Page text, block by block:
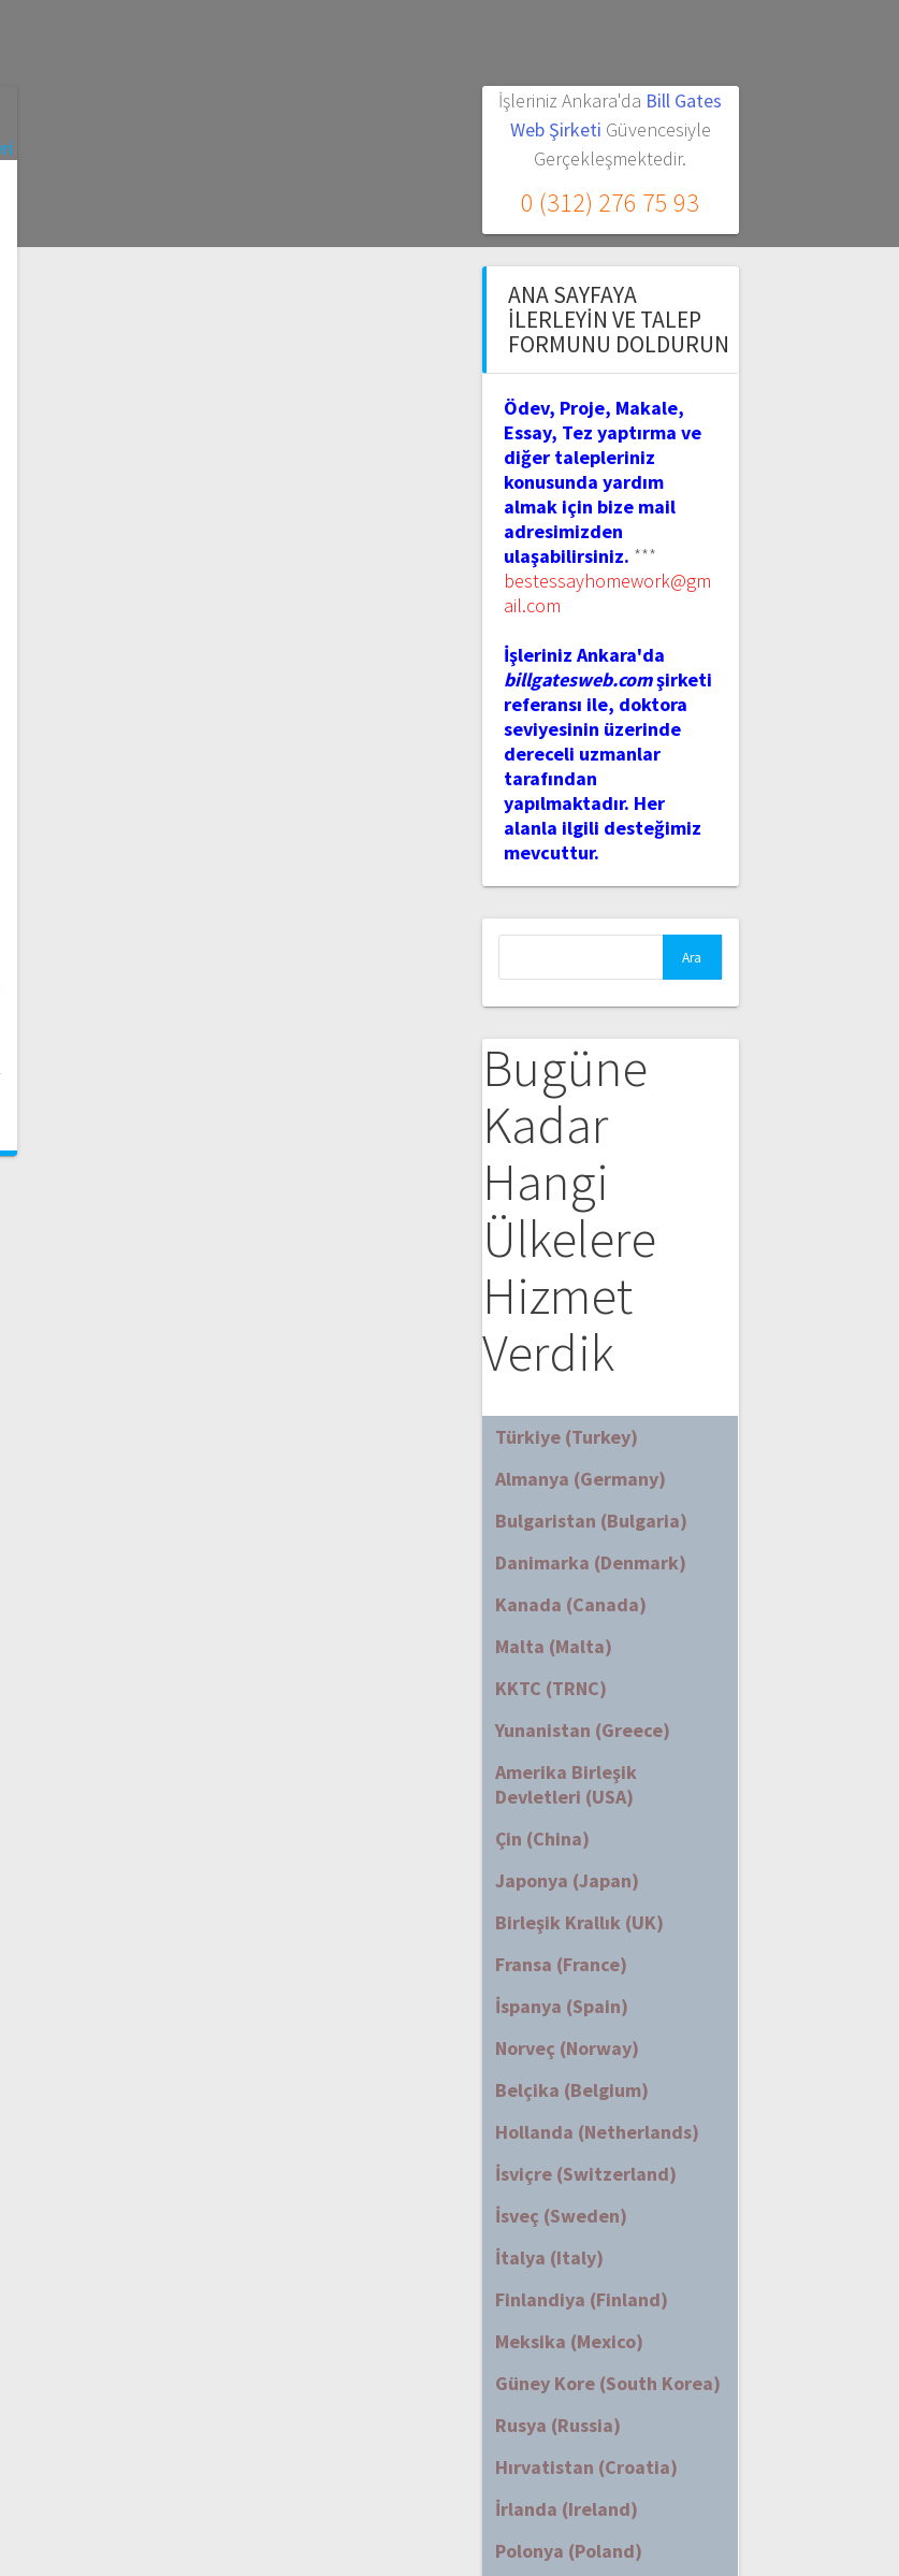
İşleriniz Ankara'da Bill Gates
Web Şirketi Güvencesiyle
Gerçekleşmektedir.
0 (312) 276 75 93
ANA SAYFAYA
İLERLEYIN VE TALEP
FORMUNU DOLDURUN
Ödev, Proje, Makale,
Essay, Tez yaptırma ve
diğer talepleriniz
konusunda yardım
almak için bize mail
adresimizden
ulaşabilirsiniz. ***
bestessayhomework@gm
ail.com
İşleriniz Ankara'da
billgatesweb.comşirketi
referansı ile, doktora
seviyesinin üzerinde
dereceli uzmanlar
tarafından
yapılmaktadır. Her
alanla ilgili desteğimiz
mevcuttur.
Bugüne
Kadar
Hangi
Ülkelere
Hizmet
Verdik
Türkiye (Turkey)
Almanya (Germany)
Bulgaristan (Bulgaria)
Danimarka (Denmark)
Kanada (Canada)
Malta (Malta)
KKTC (TRNC)
Yunanistan (Greece)
Amerika Birleşik
Devletleri (USA)
Çin (China)
Japonya (Japan)
Birleşik Krallık (UK)
Fransa (France)
İspanya (Spain)
Norveç (Norway)
Belçika (Belgium)
Hollanda (Netherlands)
İsviçre (Switzerland)
İsveç (Sweden)
İtalya (Italy)
Finlandiya (Finland)
Meksika (Mexico)
Güney Kore (South Korea)
Rusya (Russia)
Hırvatistan (Croatia)
İrlanda (Ireland)
Polonya (Poland)